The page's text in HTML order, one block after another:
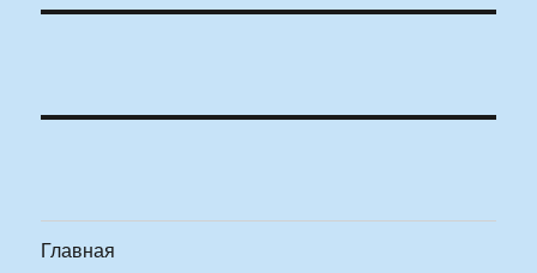
Главная